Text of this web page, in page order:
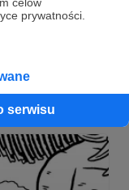
prywatności.
serwisu